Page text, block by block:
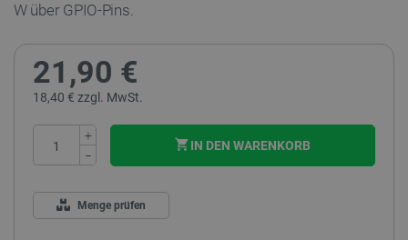
W über GPIO-Pins.
21,90 €
18,40 € zzgl. MwSt.
+
−
IN DEN WARENKORB
Menge prüfen